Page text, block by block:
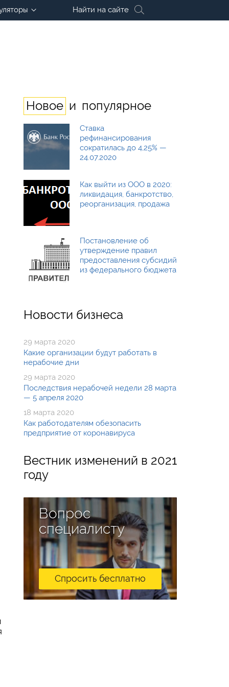
Найти на сайте
Новое и популярное
Ставка
рефинансирования
сократилась до 4,25% —
24.07.2020
Как выйти из ООО в 2020:
ликвидация, банкротство,
реорганизация, продажа
Постановление об
утверждение правил
предоставления субсидий
из федерального бюджета
Новости бизнеса
29 марта 2020
Какие организации будут работать в
нерабочие дни
29 марта 2020
Последствия нерабочей недели 28 марта
— 5 апреля 2020
18 марта 2020
Как работодателям обезопасить
предприятие от коронавируса
Вестник изменений в 2021
году
Вопрос
специалисту
Спросить бесплатно